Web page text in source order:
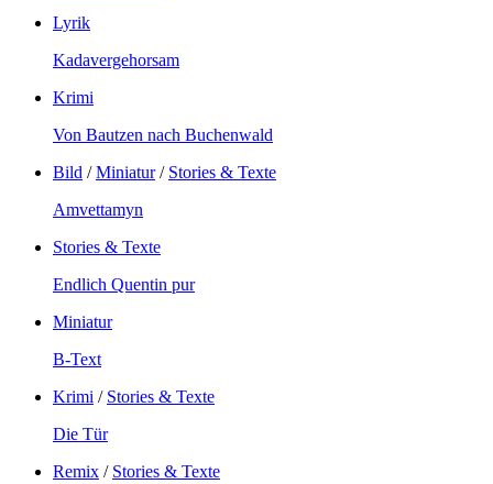
Lyrik
Kadavergehorsam
Krimi
Von Bautzen nach Buchenwald
Bild /Miniatur/ Stories & Texte
Amvettamyn
Stories & Texte
Endlich Quentin pur
Miniatur
B-Text
Krimi / Stories & Texte
Die Tür
Remix / Stories & Texte